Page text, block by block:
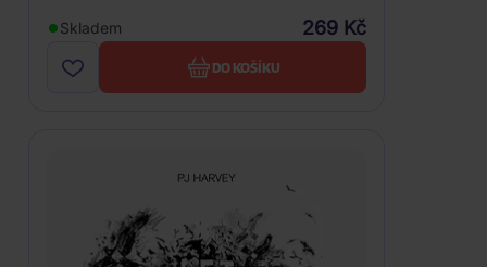
Skladem 269 Kč
DO KOŠÍKU